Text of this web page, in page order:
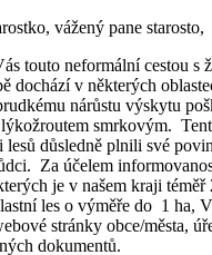
vážený pane starosto,
touto neformální cestou s
dochází v některých
nárůstu výskytu
smrkovým.
důsledně plnili své
Za účelem
je v našem kraji téměř
les o výměře do 1 ha,
stránky obce/města,
dokumentů.